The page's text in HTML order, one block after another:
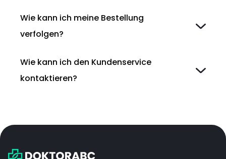
Wie kann ich meine Bestellung
verfolgen?
Wie kann ich den Kundenservice
kontaktieren?